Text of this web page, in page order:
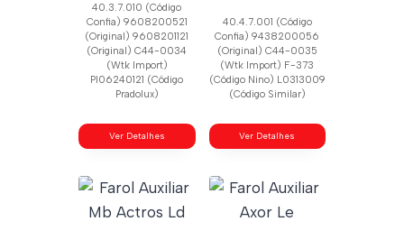
40.3.7.010 (Código
Confia) 9608200521
(Original) 9608201121
(Original) C44-0034
(Wtk Import)
Pl06240121 (Código
Pradolux)
Ver Detalhes
40.4.7.001 (Código
Confia) 9438200056
(Original) C44-0035
(Wtk Import) F-373
(Código Nino) L0313009
(Código Similar)
Ver Detalhes